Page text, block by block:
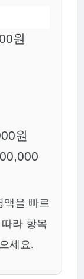
원
원
액을 빠르
라 항목
세요.